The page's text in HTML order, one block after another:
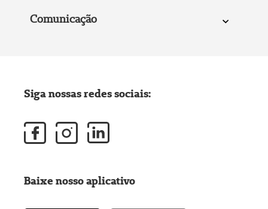
Comunicação
Siga nossas redes sociais:
Baixe nosso aplicativo